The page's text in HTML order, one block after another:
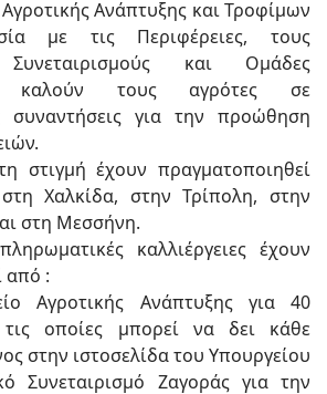
Ανάπτυξης και Τροφίμων
με τις Περιφέρειες, τους
Συνεταιρισμούς και Ομάδες
καλούν τους αγρότες σε
συναντήσεις για την προώθηση
στιγμή έχουν πραγματοποιηθεί
στη Χαλκίδα, στην Τρίπολη, στην
στη Μεσσήνη.
καλλιέργειες έχουν
από :
Αγροτικής Ανάπτυξης για 40
τις οποίες μπορεί να δει κάθε
στην ιστοσελίδα του Υπουργείου
Συνεταιρισμό Ζαγοράς για την